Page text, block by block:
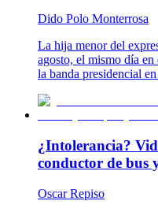
Dido Polo Monterrosa
La hija menor del
agosto, el mismo día
la banda presidencial
¿Intolerancia?
conductor de bus
Oscar Repiso